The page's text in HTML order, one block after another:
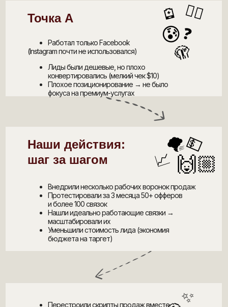
Работал только Facebook
(Instagram почти не использовался)
Лиды были дешевые, но плохо
конвертировались (мелкий чек $10)
Плохое позиционирование → не было
фокуса на премиум-услугах
Точка А
😰
😵‍💫
🫣
🪫
❓
Перестроили скрипты продаж вместе
✨
Внедрили несколько рабочих воронок продаж
Протестировали за 3 месяца 50+ офферов
и более 100 связок
Нашли идеально работающие связки →
масштабировали их
Уменьшили стоимость лида (экономия
бюджета на таргет)
Наши действия:
шаг за шагом
🙌🏼
🌪💵
📈